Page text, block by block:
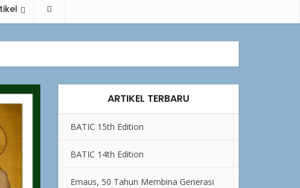
ARTIKEL TERBARU
BATIC 15th Edition
BATIC 14th Edition
Emaus, 50 Tahun Membina Generasi